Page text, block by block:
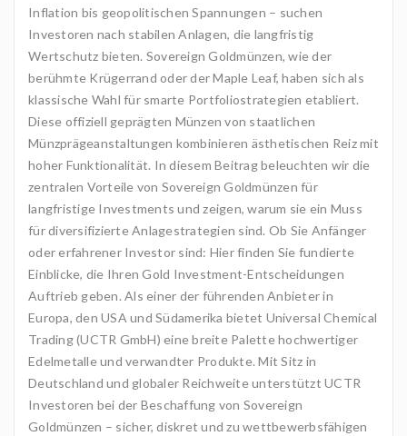
Inflation bis geopolitischen Spannungen – suchen
Investoren nach stabilen Anlagen, die langfristig
Wertschutz bieten. Sovereign Goldmünzen, wie der
berühmte Krügerrand oder der Maple Leaf, haben sich als
klassische Wahl für smarte Portfoliostrategien etabliert.
Diese offiziell geprägten Münzen von staatlichen
Münzprägeanstaltungen kombinieren ästhetischen Reiz mit
hoher Funktionalität. In diesem Beitrag beleuchten wir die
zentralen Vorteile von Sovereign Goldmünzen für
langfristige Investments und zeigen, warum sie ein Muss
für diversifizierte Anlagestrategien sind. Ob Sie Anfänger
oder erfahrener Investor sind: Hier finden Sie fundierte
Einblicke, die Ihren Gold Investment-Entscheidungen
Auftrieb geben. Als einer der führenden Anbieter in
Europa, den USA und Südamerika bietet Universal Chemical
Trading (UCTR GmbH) eine breite Palette hochwertiger
Edelmetalle und verwandter Produkte. Mit Sitz in
Deutschland und globaler Reichweite unterstützt UCTR
Investoren bei der Beschaffung von Sovereign
Goldmünzen – sicher, diskret und zu wettbewerbsfähigen